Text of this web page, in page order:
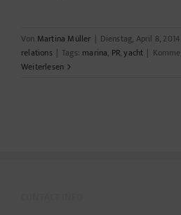
Von Martina Müller | Dienstag, April 8, 2014
relations | Tags: marina, PR,yacht |
Weiterlesen